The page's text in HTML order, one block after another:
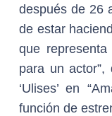
después de 26
de estar
que
para un
‘Ulises’ en
función de